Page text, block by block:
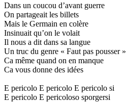
Dans un coucou d’avant guerre
On partageait les billets
Mais le Germain en colère
Insinuait qu’on le volait
Il nous a dit dans sa langue
Un truc du genre « Faut pas pousser »
Ca même quand on en manque
Ca vous donne des idées
E pericolo E pericolo E pericolo si
E pericolo E pericoloso sporgersi